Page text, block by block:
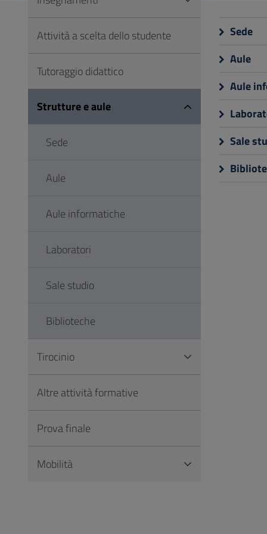
Footer
Sede
Aule
Aule
Sale
Attività a scelta dello studente
Tutoraggio didattico
Strutture e aule
Sede
Aule
Aule informatiche
Laboratori
Sale studio
Biblioteche
Tirocinio
Altre attività formative
Prova finale
Mobilità